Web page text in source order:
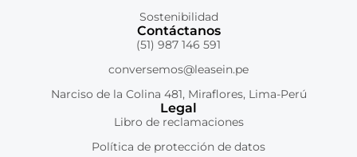
Sostenibilidad
Contáctanos
(51) 987 146 591
conversemos@leasein.pe
Narciso de la Colina 481, Miraflores, Lima-Perú
Legal
Libro de reclamaciones
Política de protección de datos